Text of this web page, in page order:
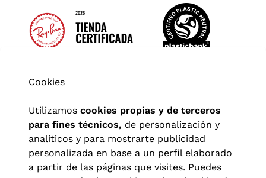
Cookies
Utilizamos cookies propias y de terceros
para fines técnicos, de personalización y
analíticos y para mostrarte publicidad
personalizada en base a un perfil elaborado
a partir de las páginas que visites. Puedes